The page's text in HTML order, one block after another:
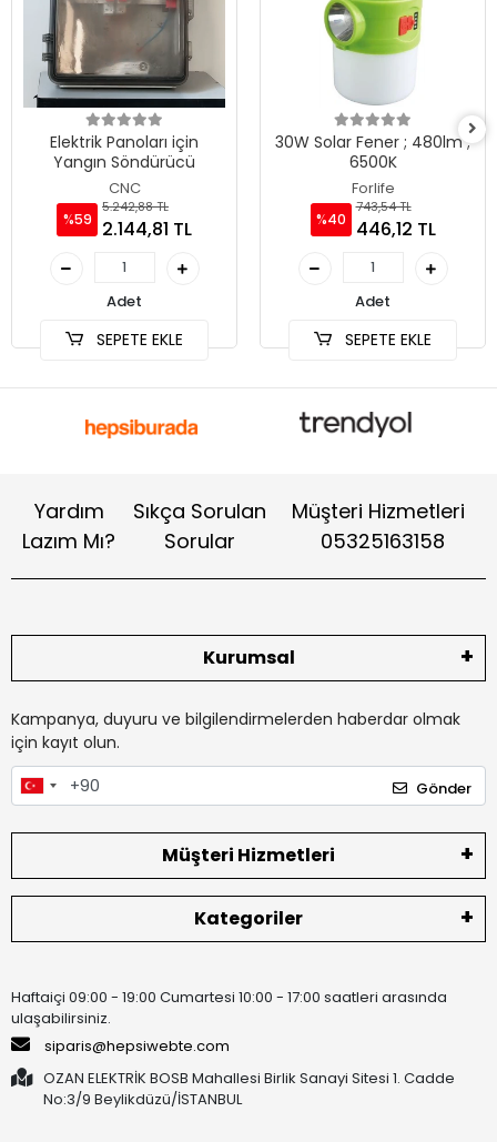
Elektrik Panoları için
Yangın Söndürücü
CNC
%59
5.242,88 TL
2.144,81 TL
Adet
SEPETE EKLE
30W Solar Fener ; 480lm ;
6500K
Forlife
%40
743,54 TL
446,12 TL
Adet
SEPETE EKLE
Yardım
Lazım Mı?
Sıkça Sorulan
Sorular
Müşteri Hizmetleri
05325163158
Kurumsal
Kampanya, duyuru ve bilgilendirmelerden haberdar olmak
için kayıt olun.
Gönder
Müşteri Hizmetleri
Kategoriler
Haftaiçi 09:00 - 19:00 Cumartesi 10:00 - 17:00 saatleri arasında
ulaşabilirsiniz.
siparis@hepsiwebte.com
OZAN ELEKTRİK BOSB Mahallesi Birlik Sanayi Sitesi 1. Cadde
No:3/9 Beylikdüzü/İSTANBUL